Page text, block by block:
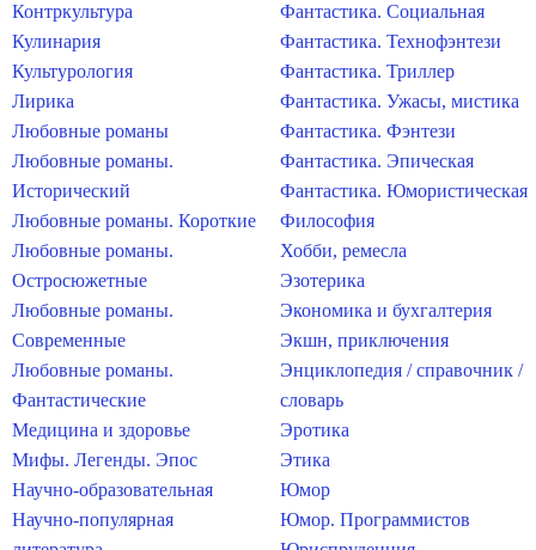
Контркультура
Кулинария
Культурология
Лирика
Любовные романы
Любовные романы.
Исторический
Любовные романы. Короткие
Любовные романы.
Остросюжетные
Любовные романы.
Современные
Любовные романы.
Фантастические
Медицина и здоровье
Мифы. Легенды. Эпос
Научно-образовательная
Научно-популярная
Фантастика. Социальная
Фантастика. Технофэнтези
Фантастика. Триллер
Фантастика. Ужасы, мистика
Фантастика. Фэнтези
Фантастика. Эпическая
Фантастика. Юмористическая
Философия
Хобби, ремесла
Эзотерика
Экономика и бухгалтерия
Экшн, приключения
Энциклопедия / справочник /
словарь
Эротика
Этика
Юмор
Юмор. Программистов